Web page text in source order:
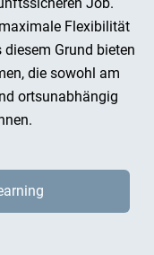
Flexibilität
Grund bieten
die sowohl am
ortsunabhängig